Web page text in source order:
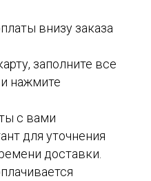
внизу заказа
заполните все
нажмите
с вами
для уточнения
доставки.